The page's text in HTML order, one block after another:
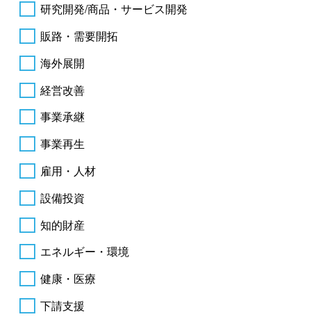
研究開発/商品・サービス開発
販路・需要開拓
海外展開
経営改善
事業承継
事業再生
雇用・人材
設備投資
知的財産
エネルギー・環境
健康・医療
下請支援